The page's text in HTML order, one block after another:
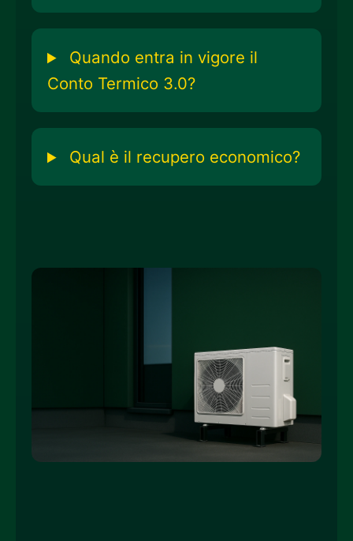
Quando entra in vigore il
Conto Termico 3.0?
Qual è il recupero economico?